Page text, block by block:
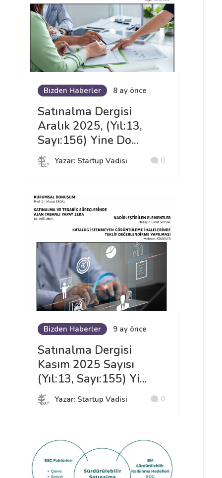
Bizden Haberler 8 ay önce
Satınalma Dergisi
Aralık 2025, (Yıl:13,
Sayı:156) Yine Do...
Yazar: Startup Vadisi 0
Bizden Haberler 9 ay önce
Satınalma Dergisi
Kasım 2025 Sayısı
(Yıl:13, Sayı:155) Yi...
Yazar: Startup Vadisi 0